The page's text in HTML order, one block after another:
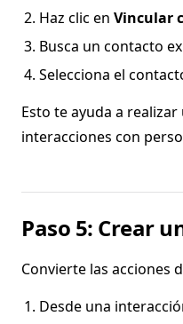
Haz clic en Vincular
Busca un contacto
Selecciona el
Esto te ayuda a
interacciones con
Paso 5: Crear
Convierte las acciones
Desde una